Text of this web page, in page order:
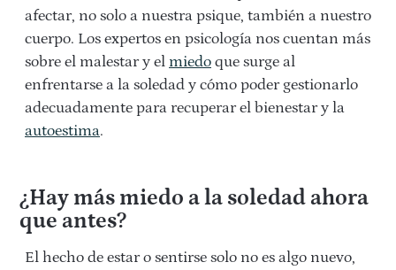
afectar, no solo a nuestra psique, también a nuestro
cuerpo. Los expertos en psicología nos cuentan más
sobre el malestar y el miedo que surge al
enfrentarse a la soledad y cómo poder gestionarlo
adecuadamente para recuperar el bienestar y la
autoestima.
¿Hay más miedo a la soledad ahora
que antes?
El hecho de estar o sentirse solo no es algo nuevo,